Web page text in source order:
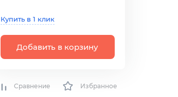
Купить в 1 клик
Добавить в корзину
Сравнение Избранное